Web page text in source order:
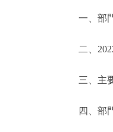
一、部門
二、2022
三、主要
四、部門